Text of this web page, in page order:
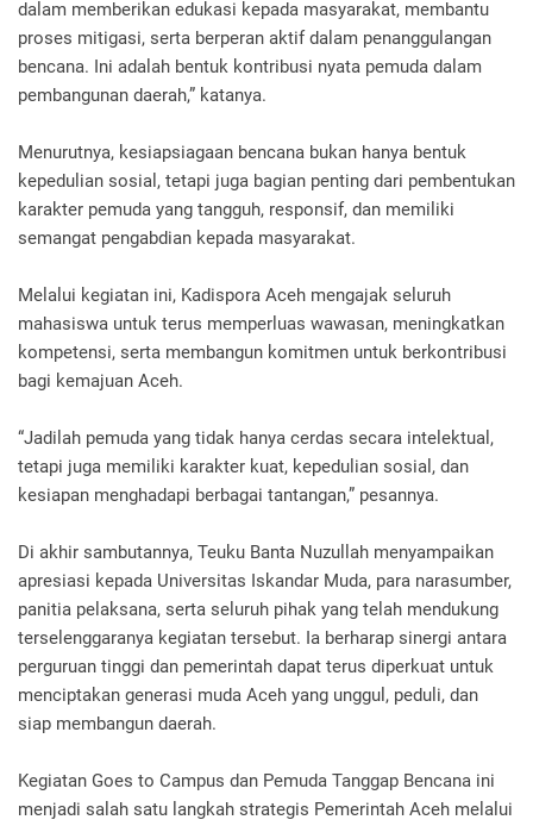
dalam memberikan edukasi kepada masyarakat, membantu
proses mitigasi, serta berperan aktif dalam penanggulangan
bencana. Ini adalah bentuk kontribusi nyata pemuda dalam
pembangunan daerah,” katanya.
Menurutnya, kesiapsiagaan bencana bukan hanya bentuk
kepedulian sosial, tetapi juga bagian penting dari pembentukan
karakter pemuda yang tangguh, responsif, dan memiliki
semangat pengabdian kepada masyarakat.
Melalui kegiatan ini, Kadispora Aceh mengajak seluruh
mahasiswa untuk terus memperluas wawasan, meningkatkan
kompetensi, serta membangun komitmen untuk berkontribusi
bagi kemajuan Aceh.
“Jadilah pemuda yang tidak hanya cerdas secara intelektual,
tetapi juga memiliki karakter kuat, kepedulian sosial, dan
kesiapan menghadapi berbagai tantangan,” pesannya.
Di akhir sambutannya, Teuku Banta Nuzullah menyampaikan
apresiasi kepada Universitas Iskandar Muda, para narasumber,
panitia pelaksana, serta seluruh pihak yang telah mendukung
terselenggaranya kegiatan tersebut. Ia berharap sinergi antara
perguruan tinggi dan pemerintah dapat terus diperkuat untuk
menciptakan generasi muda Aceh yang unggul, peduli, dan
siap membangun daerah.
Kegiatan Goes to Campus dan Pemuda Tanggap Bencana ini
menjadi salah satu langkah strategis Pemerintah Aceh melalui